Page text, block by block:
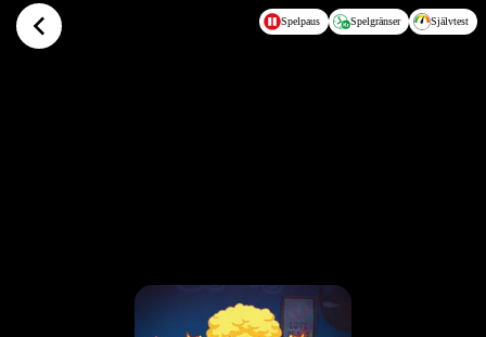
Hoppa till huvudinnehållet Spelpaus Spelgränser Självtest